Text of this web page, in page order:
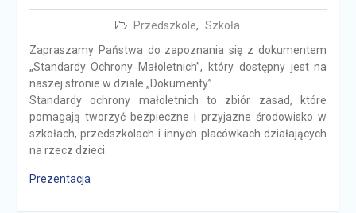
Przedszkole, Szkoła
Zapraszamy Państwa do zapoznania się z dokumentem
„Standardy Ochrony Małoletnich”, który dostępny jest na
naszej stronie w dziale „Dokumenty”.
Standardy ochrony małoletnich to zbiór zasad, które
pomagają tworzyć bezpieczne i przyjazne środowisko w
szkołach, przedszkolach i innych placówkach działających
na rzecz dzieci.
Prezentacja